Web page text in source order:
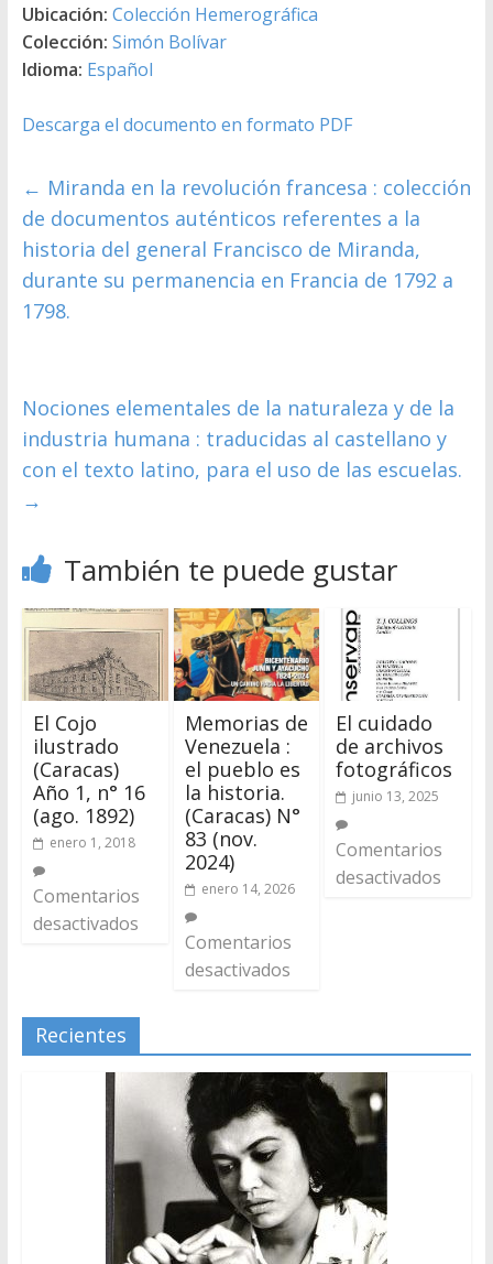
Ubicación: Colección Hemerográfica
Colección: Simón Bolívar
Idioma: Español
Descarga el documento en formato PDF
← Miranda en la revolución francesa : colección
de documentos auténticos referentes a la
historia del general Francisco de Miranda,
durante su permanencia en Francia de 1792 a
1798.
Nociones elementales de la naturaleza y de la
industria humana : traducidas al castellano y
con el texto latino, para el uso de las escuelas.
→
También te puede gustar
El Cojo
ilustrado
(Caracas)
Año 1, n° 16
(ago. 1892)
enero 1, 2018
Comentarios
desactivados
Memorias de
Venezuela :
el pueblo es
la historia.
(Caracas) N°
83 (nov.
2024)
enero 14, 2026
Comentarios
desactivados
El cuidado
de archivos
fotográficos
junio 13, 2025
Comentarios
desactivados
Recientes